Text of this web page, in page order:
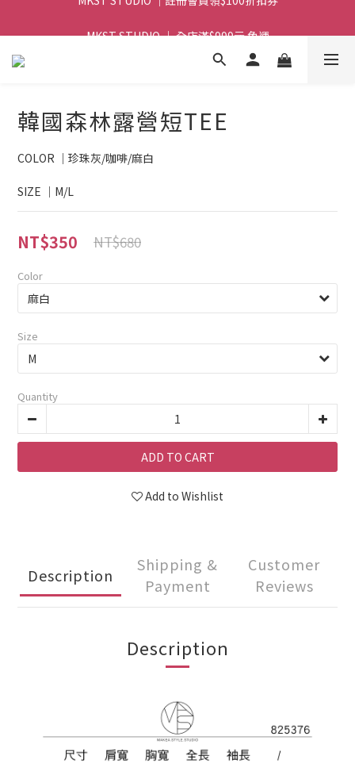
MKST STUDIO ｜ 全店滿$999元 免運
韓國森林露營短TEE
COLOR ｜珍珠灰/咖啡/麻白
SIZE ｜M/L
NT$350 NT$680
Color
Size
Quantity
ADD TO CART
Add to Wishlist
Description
Shipping &
Payment
Customer
Reviews
Description